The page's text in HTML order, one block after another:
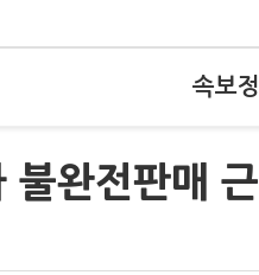
속보
완전판매